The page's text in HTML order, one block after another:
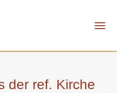
der ref. Kirche